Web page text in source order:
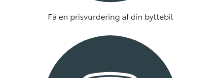
Få en prisvurdering af din byttebil